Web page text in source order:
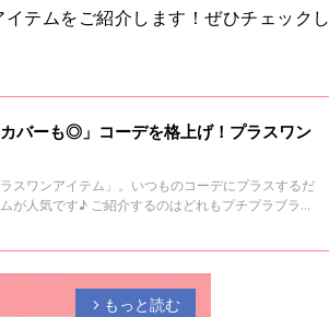
テムをご紹介します！ぜひチェックし
バーも◎」コーデを格上げ！プラスワン
スワンアイテム」。いつものコーデにプラスするだ
が人気です♪ ご紹介するのはどれもプチプラブラン
arrow_forward_ios もっと読む